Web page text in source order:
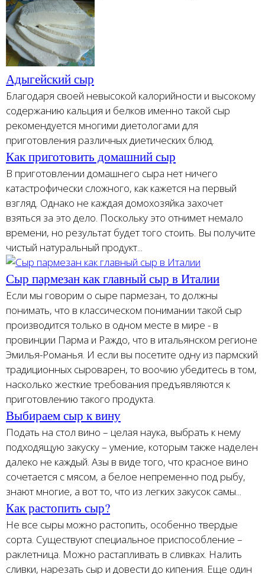
Адыгейский сыр
Благодаря своей невысокой калорийности и высокому
содержанию кальция и белков именно такой сыр
рекомендуется многими диетологами для
приготовления различных диетических блюд.
Как приготовить домашний сыр
В приготовлении домашнего сыра нет ничего
катастрофически сложного, как кажется на первый
взгляд. Однако не каждая домохозяйка захочет
взяться за это дело. Поскольку это отнимет немало
времени, но результат будет того стоить. Вы получите
чистый натуральный продукт...
Сыр пармезан как главный сыр в Италии
Если мы говорим о сыре пармезан, то должны
понимать, что в классическом понимании такой сыр
производится только в одном месте в мире - в
провинции Парма и Раждо, что в итальянском регионе
Эмилья-Романья. И если вы посетите одну из пармский
традиционных сыроварен, то воочию убедитесь в том,
насколько жесткие требования предъявляются к
приготовлению такого продукта.
Выбираем сыр к вину
Подать на стол вино – целая наука, выбрать к нему
подходящую закуску – умение, которым также наделен
далеко не каждый. Азы в виде того, что красное вино
сочетается с мясом, а белое непременно под рыбу,
знают многие, а вот то, что из легких закусок самы...
Как растопить сыр?
Не все сыры можно растопить, особенно твердые
сорта. Существуют специальное приспособление –
раклетница. Можно растапливать в сливках. Налить
сливки, нарезать сыр и довести до кипения. Еще один